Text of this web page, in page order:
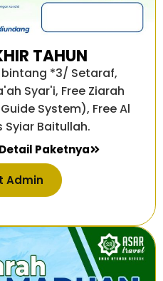
TAHUN
bintang *3/ Setaraf,
Syar'i, Free Ziarah
System), Free Al
Syiar Baitullah.
Paketnya
Admin